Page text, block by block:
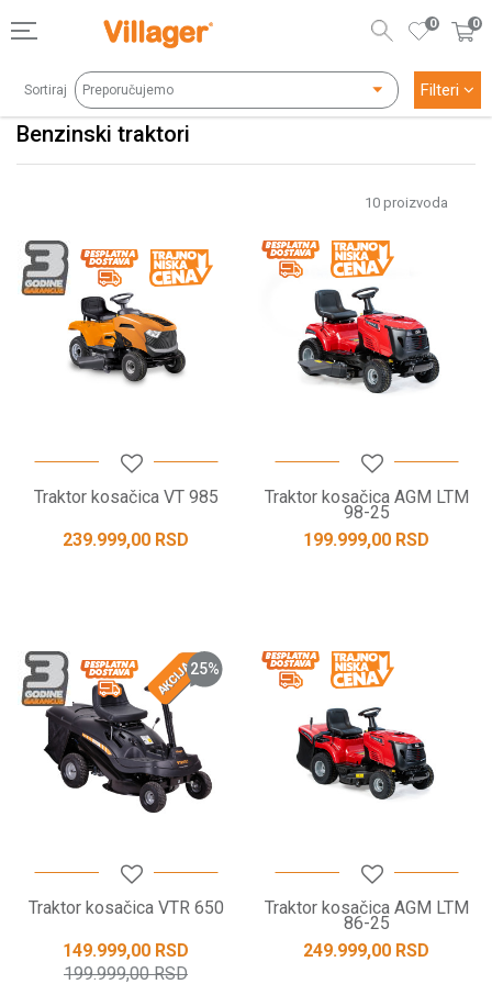
0
0
Benzinski traktori
Sortiraj Filteri
10 proizvoda
Traktor kosačica VT 985
239.999,00 RSD
Traktor kosačica AGM LTM
98-25
199.999,00 RSD
25%
Traktor kosačica VTR 650
149.999,00 RSD
199.999,00RSD
Traktor kosačica AGM LTM
86-25
249.999,00 RSD